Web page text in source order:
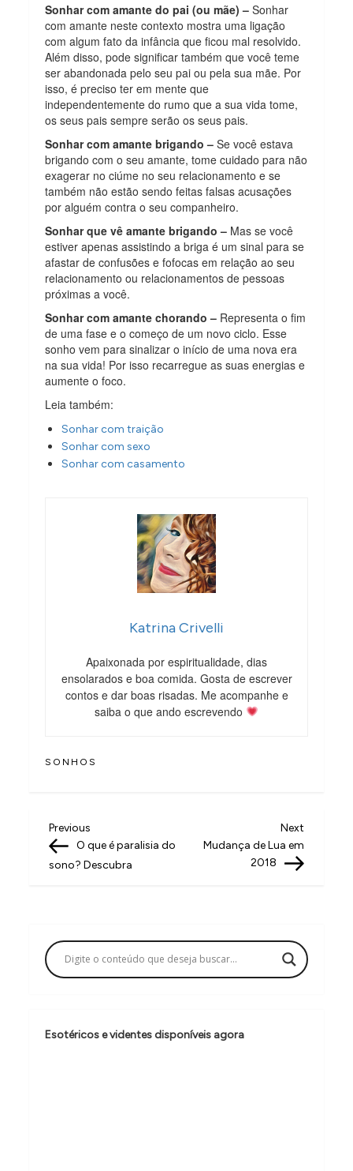
Sonhar com amante do pai (ou mãe) – Sonhar
com amante neste contexto mostra uma ligação
com algum fato da infância que ficou mal resolvido.
Além disso, pode significar também que você teme
ser abandonada pelo seu pai ou pela sua mãe. Por
isso, é preciso ter em mente que
independentemente do rumo que a sua vida tome,
os seus pais sempre serão os seus pais.
Sonhar com amante brigando – Se você estava
brigando com o seu amante, tome cuidado para não
exagerar no ciúme no seu relacionamento e se
também não estão sendo feitas falsas acusações
por alguém contra o seu companheiro.
Sonhar que vê amante brigando – Mas se você
estiver apenas assistindo a briga é um sinal para se
afastar de confusões e fofocas em relação ao seu
relacionamento ou relacionamentos de pessoas
próximas a você.
Sonhar com amante chorando – Representa o fim
de uma fase e o começo de um novo ciclo. Esse
sonho vem para sinalizar o início de uma nova era
na sua vida! Por isso recarregue as suas energias e
aumente o foco.
Leia também:
Sonhar com traição
Sonhar com sexo
Sonhar com casamento
Katrina Crivelli
Apaixonada por espiritualidade, dias
ensolarados e boa comida. Gosta de escrever
contos e dar boas risadas. Me acompanhe e
saiba o que ando escrevendo
SONHOS
N
a
g
a
ç
o
Previous
Post
Previous
O que é paralisia do
sono? Descubra
Next
Post
Next
Mudança de Lua em
2018
Esotéricos e videntes disponíveis agora